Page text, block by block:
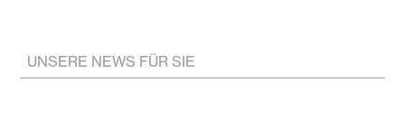
UNSERE NEWS FÜR SIE